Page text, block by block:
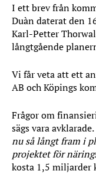
I ett brev från
Duàn daterat den
Karl-Petter
långtgående
Vi får veta att ett
AB och Köpings
Frågor om
sägs vara avklarade.
nu så långt fram i
projektet för
kosta 1,5 miljarder